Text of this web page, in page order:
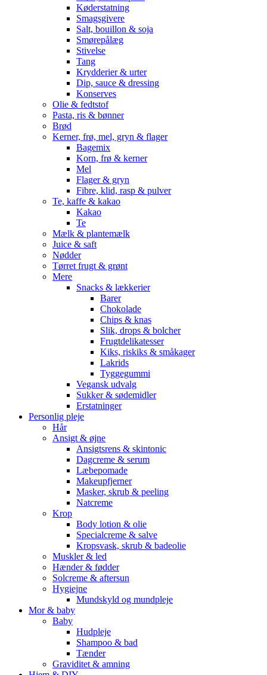
Køderstatning
Smagsgivere
Salt, bouillon & soja
Smørepålæg
Stivelse
Tang
Krydderier & urter
Dip, sauce & dressing
Konserves
Olie & fedtstof
Pasta, ris & bønner
Brød
Kerner, frø, mel, gryn & flager
Bagemix
Korn, frø & kerner
Mel
Flager & gryn
Fibre, klid, rasp & pulver
Te, kaffe & kakao
Kakao
Te
Mælk & plantemælk
Juice & saft
Nødder
Tørret frugt & grønt
Mere
Snacks & lækkerier
Barer
Chokolade
Chips & knas
Slik, drops & bolcher
Frugtdelikatesser
Kiks, riskiks & småkager
Lakrids
Tyggegummi
Vegansk udvalg
Sukker & sødemidler
Erstatninger
Personlig pleje
Hår
Ansigt & øjne
Ansigtsrens & skintonic
Dagcreme & serum
Læbepomade
Makeupfjerner
Masker, skrub & peeling
Natcreme
Krop
Body lotion & olie
Specialcreme & salve
Kropsvask, skrub & badeolie
Muskler & led
Hænder & fødder
Solcreme & aftersun
Hygiejne
Mundskyld og mundpleje
Mor & baby
Baby
Hudpleje
Shampoo & bad
Tænder
Graviditet & amning